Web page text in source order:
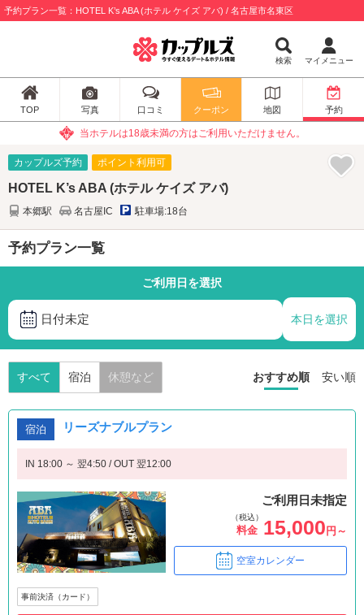
予約プラン一覧：HOTEL K’s ABA (ホテル ケイズ アバ) / 名古屋市名東区
検索 マイメニュー
TOP 写真 口コミ クーポン 地図 予約
当ホテルは18歳未満の方はご利用いただけません。
カップルズ予約 ポイント利用可
HOTEL K’s ABA (ホテル ケイズ アバ)
本郷駅 名古屋IC 駐車場:18台
予約プラン一覧
ご利用日を選択
日付未定 本日を選択
すべて 宿泊 休憩など おすすめ順 安い順
宿泊 リーズナブルプラン
IN 18:00 ～ 翌4:50 / OUT 翌12:00
ご利用日未指定
（税込）
料金 15,000 円～
空室カレンダー
事前決済（カード）